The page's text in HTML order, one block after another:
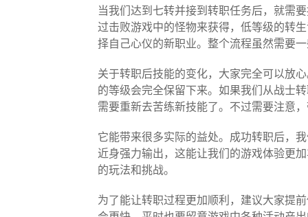
当我们达到七转并接到转职任务后，就需
过击败游戏中的怪物来获得，低等级的转
择自己心仪的新职业。整个流程虽然需要
关于转职后技能的变化，大家完全可以放
的等级会完全保留下来。如果我们从战士
需要重新去苦练新技能了。不过需要注意
它能带来很多实际的益处。成功转职后，
近身强力输出，这能让我们的游戏体验更
的玩法和挑战。
为了能让转职过程更加顺利，建议大家提